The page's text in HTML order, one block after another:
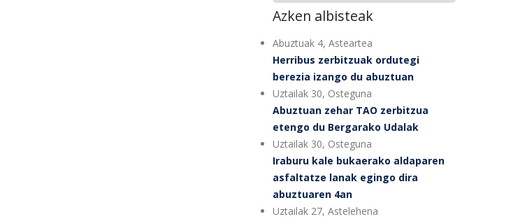
Azken albisteak
Abuztuak 4, Asteartea
Herribus zerbitzuak ordutegi
berezia izango du abuztuan
Uztailak 30, Osteguna
Abuztuan zehar TAO zerbitzua
etengo du Bergarako Udalak
Uztailak 30, Osteguna
Iraburu kale bukaerako aldaparen
asfaltatze lanak egingo dira
abuztuaren 4an
Uztailak 27, Astelehena